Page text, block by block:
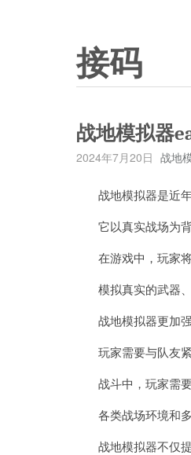
接码
战地模拟器
2024年7月20日 战地
战地模拟器是近年
它以真实战场为背
在游戏中，玩家将
模拟真实的武器、
战地模拟器更加强
玩家需要与队友紧
战斗中，玩家需要
各类战场环境和多
战地模拟器不仅提